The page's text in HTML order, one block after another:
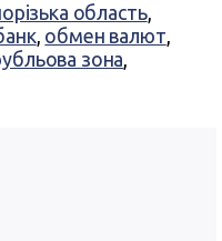
область,
, обмен валют,
зона,